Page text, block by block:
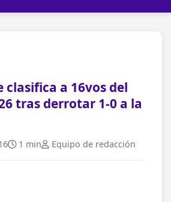
clasifica a 16vos del
tras derrotar 1-0 a la
1 min Equipo de redacción